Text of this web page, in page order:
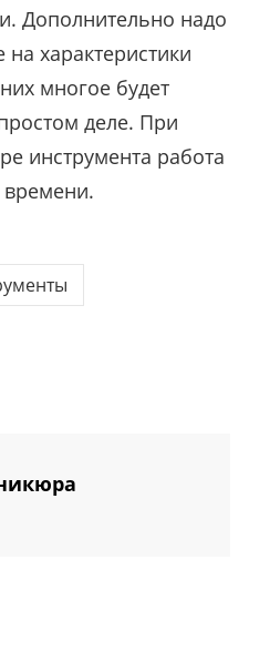
Дополнительно надо
характеристики
многое будет
деле. При
инструмента работа